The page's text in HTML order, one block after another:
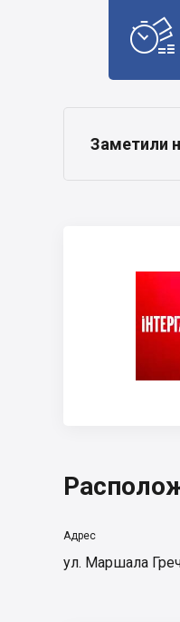

Заметили
Адрес
ул. Маршала